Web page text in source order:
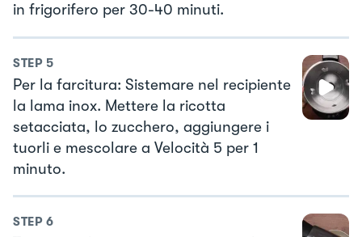
in frigorifero per 30-40 minuti.
STEP 5
Per la farcitura: Sistemare nel recipiente
la lama inox. Mettere la ricotta
setacciata, lo zucchero, aggiungere i
tuorli e mescolare a Velocità 5 per 1
minuto.
STEP 6